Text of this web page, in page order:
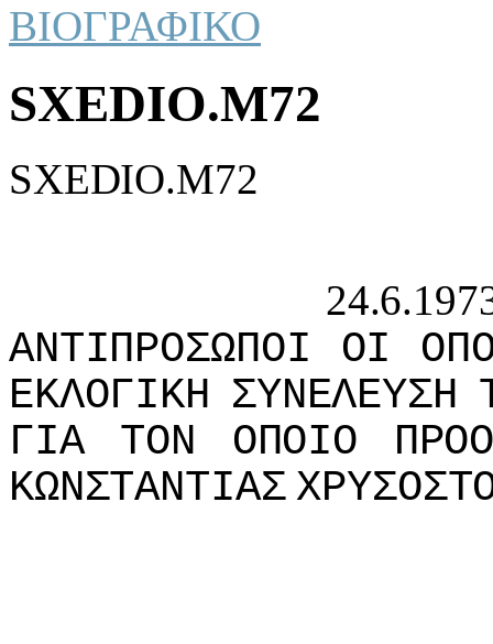
ΒΙΟΓΡΑΦΙΚΟ
SXEDIO.M72
SXEDIO.M72
ΑΝΤIΠΡΟΣΩΠΟI ΟI
ΕΚΛΟΓIΚΗ ΣΥΝΕΛΕΥΣΗ
ΓIΑ
ΤΟΝ ΟΠΟIΟ
ΚΩΝΣΤΑΝΤIΑΣ